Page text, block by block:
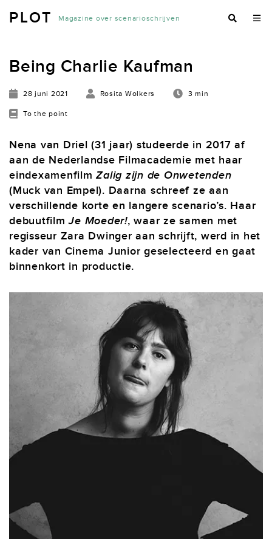
PLOT Magazine over scenarioschrijven
Being Charlie Kaufman
28 juni 2021 Rosita Wolkers 3 min
To the point
Nena van Driel (31 jaar) studeerde in 2017 af
aan de Nederlandse Filmacademie met haar
eindexamenfilmZalig zijn de Onwetenden
(Muck van Empel). Daarna schreef ze aan
verschillende korte en langere scenario’s. Haar
debuutfilmJe Moeder!, waar ze samen met
regisseur Zara Dwinger aan schrijft, werd in het
kader van Cinema Junior geselecteerd en gaat
binnenkort in productie.